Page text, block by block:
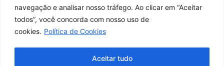
navegação e analisar nosso tráfego. Ao clicar em “Aceitar
todos”, você concorda com nosso uso de
cookies. Política de Cookies
Aceitar tudo
Horários de atendimento:
Whatsapp: (21) 2569-2398